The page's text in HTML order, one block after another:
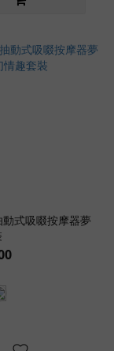
式吸啜按摩器夢